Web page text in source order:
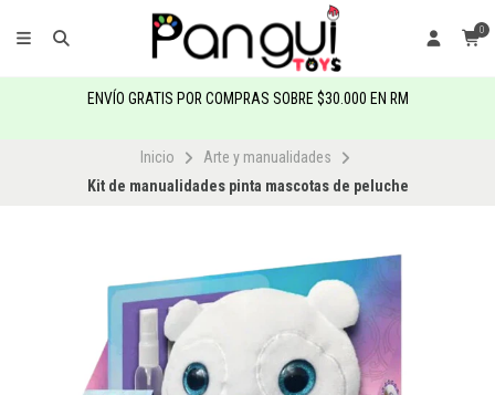
0
ENVÍO GRATIS POR COMPRAS SOBRE $30.000 EN RM
Inicio
Arte y manualidades
Kit de manualidades pinta mascotas de peluche